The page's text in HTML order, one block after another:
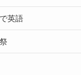
英語